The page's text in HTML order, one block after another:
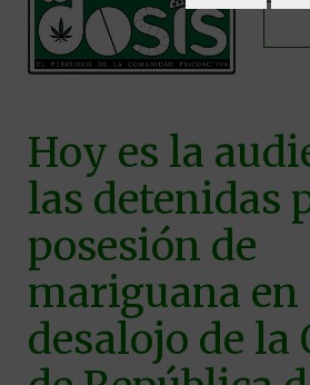
Hoy es la
las detenidas
posesión de
mariguana en
desalojo de la